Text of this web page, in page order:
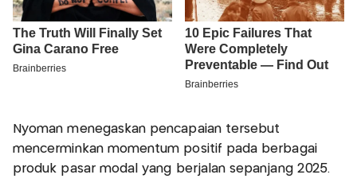
Nyoman menegaskan pencapaian tersebut
mencerminkan momentum positif pada berbagai
produk pasar modal yang berjalan sepanjang 2025.